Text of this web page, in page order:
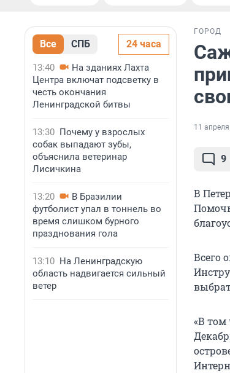
Все СПБ 24 часа
13:40
На зданиях Лахта
Центра включат подсветку в
честь окончания
Ленинградской битвы
13:30 Почему у взрослых
собак выпадают зубы,
объяснила ветеринар
Лисичкина
13:20
В Бразилии
футболист упал в тоннель во
время слишком бурного
празднования гола
13:10 На Ленинградскую
область надвигается сильный
ветер
ГОРОД
11
9
В
Всего
«В том